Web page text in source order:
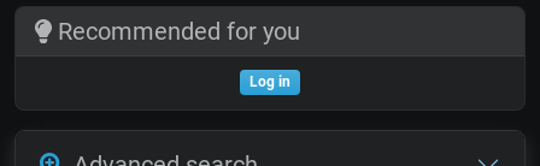
Recommended for you
Log in